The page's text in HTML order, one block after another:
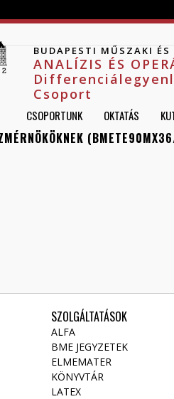
BUDAPESTI MŰSZAKI
ANALÍZIS ÉS
Csoport
CSOPORTUNK OKTATÁS
SZOLGÁLTATÁSOK
ALFA
BME JEGYZETEK
ELMEMATER
KÖNYVTÁR
LATEX